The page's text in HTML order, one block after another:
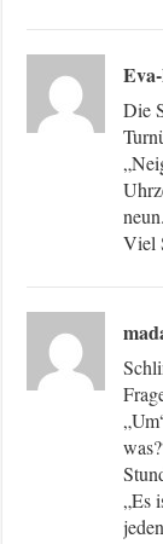
Die
neun.
Viel
„Es